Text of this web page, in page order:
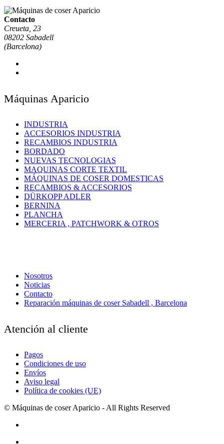
Contacto
Creueta, 23
08202 Sabadell
(Barcelona)
Máquinas Aparicio
INDUSTRIA
ACCESORIOS INDUSTRIA
RECAMBIOS INDUSTRIA
BORDADO
NUEVAS TECNOLOGIAS
MAQUINAS CORTE TEXTIL
MÁQUINAS DE COSER DOMESTICAS
RECAMBIOS & ACCESORIOS
DÜRKOPP ADLER
BERNINA
PLANCHA
MERCERIA , PATCHWORK & OTROS
Nosotros
Noticias
Contacto
Reparación máquinas de coser Sabadell , Barcelona
Atención al cliente
Pagos
Condiciones de uso
Envíos
Aviso legal
Política de cookies (UE)
© Máquinas de coser Aparicio - All Rights Reserved